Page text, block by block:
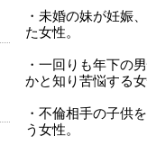
・未婚の妹が妊娠
た女性。
・一回りも年下の
かと知り苦悩する女
・不倫相手の子供
う女性。